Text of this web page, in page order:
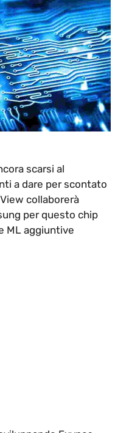
scarsi al
a dare per scontato
collaborerà
per questo chip
ML aggiuntive